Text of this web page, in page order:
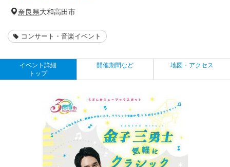
奈良県大和高田市
コンサート・音楽イベント
イベント詳細
トップ
開催期間など 地図・アクセス